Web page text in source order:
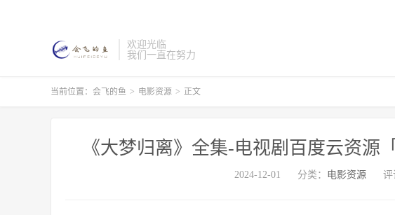
欢迎光临
我们一直在努力
当前位置： 会飞的鱼 > 电影资源 > 正文
《大梦归离》全集-电视剧百度云资源
2024-12-01 分类： 电影资源 评